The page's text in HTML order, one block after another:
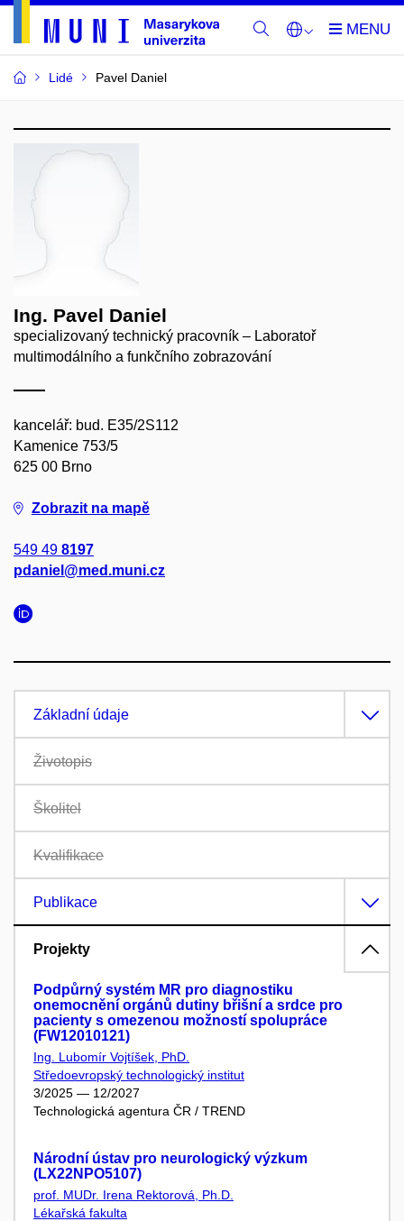
Lidé Pavel Daniel
Ing. Pavel Daniel
specializovaný technický pracovník – Laboratoř
multimodálního a funkčního zobrazování
kancelář: bud. E35/2S112
Kamenice 753/5
625 00 Brno
Zobrazit na mapě
549 49 8197
pdaniel@med.muni.cz
Základní údaje
Životopis
Školitel
Kvalifikace
Publikace
Projekty
Podpůrný systém MR pro diagnostiku
onemocnění orgánů dutiny břišní a srdce pro
pacienty s omezenou možností spolupráce
(FW12010121)
Ing. Lubomír Vojtíšek, PhD.
Středoevropský technologický institut
3/2025 — 12/2027
Technologická agentura ČR / TREND
Národní ústav pro neurologický výzkum
(LX22NPO5107)
prof. MUDr. Irena Rektorová, Ph.D.
Lékařská fakulta